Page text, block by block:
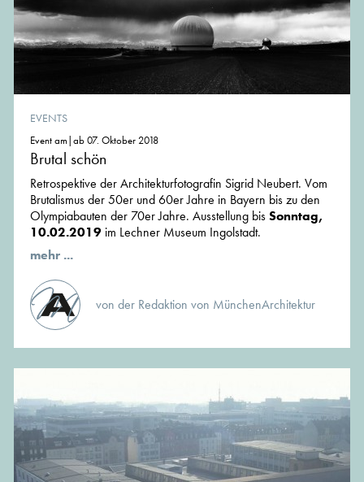
EVENTS
Event am|ab 07. Oktober 2018
Brutal schön
Retrospektive der Architekturfotografin Sigrid Neubert. Vom
Brutalismus der 50er und 60er Jahre in Bayern bis zu den
Olympiabauten der 70er Jahre. Ausstellung bisSonntag,
10.02.2019 im Lechner Museum Ingolstadt.
mehr ...
von der Redaktion von MünchenArchitektur